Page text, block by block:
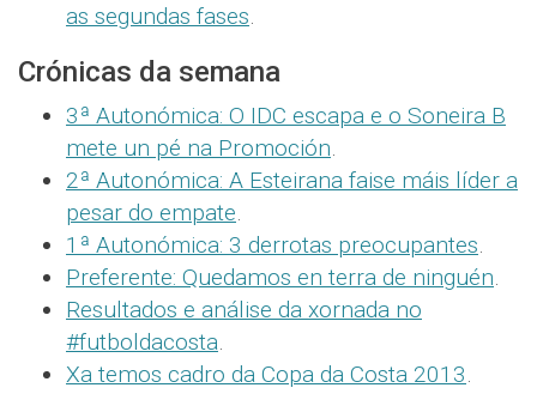
as segundas fases.
Crónicas da semana
3ª Autonómica: O IDC escapa e o Soneira B
mete un pé na Promoción.
2ª Autonómica: A Esteirana faise máis líder a
pesar do empate.
1ª Autonómica: 3 derrotas preocupantes.
Preferente: Quedamos en terra de ninguén.
Resultados e análise da xornada no
#futboldacosta.
Xa temos cadro da Copa da Costa 2013.